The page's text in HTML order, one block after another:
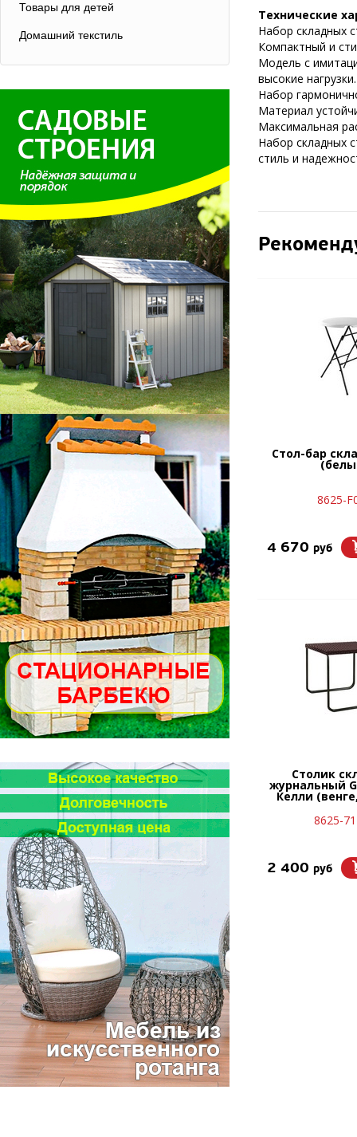
Товары для детей
Домашний текстиль
Технические
Набор складных
Компактный и
Модель с
высокие нагрузки.
Набор
Материал
Максимальная
Набор складных
стиль и
Стол-бар
8625-
4 670 руб
Столик
журнальный
Келли
8625-
2 400 руб